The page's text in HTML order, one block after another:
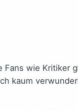
wie Kritiker
kaum